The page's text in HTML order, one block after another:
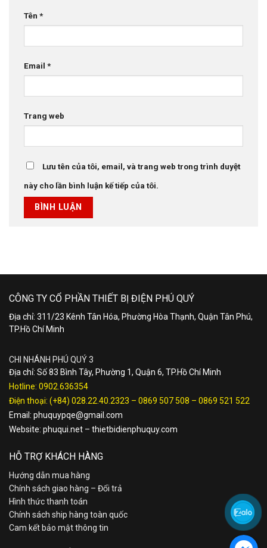
Tên *
Email *
Trang web
Lưu tên của tôi, email, và trang web trong trình duyệt
này cho lần bình luận kế tiếp của tôi.
CÔNG TY CỔ PHẦN THIẾT BỊ ĐIỆN PHÚ QUÝ
Địa chỉ: 311/23 Kênh Tân Hóa, Phường Hòa Thạnh, Quận Tân Phú,
TP.Hồ Chí Minh
CHI NHÁNH PHÚ QUÝ 3
Địa chỉ: Số 83 Bình Tây, Phường 1, Quận 6, TP.Hồ Chí Minh
Hotline: 0902.636354
Điện thoại: (+84) 028.22.40.2323 – 0869 507 508 – 0869 521 522
Email: phuquypqe@gmail.com
Website: phuqui.net – thietbidienphuquy.com
HỖ TRỢ KHÁCH HÀNG
Hướng dẫn mua hàng
Chính sách giao hàng – Đổi trả
Hình thức thanh toán
Chính sách ship hàng toàn quốc
Cam kết bảo mật thông tin